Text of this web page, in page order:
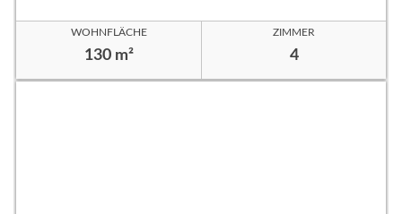
WOHNFLÄCHE
130 m²
ZIMMER
4